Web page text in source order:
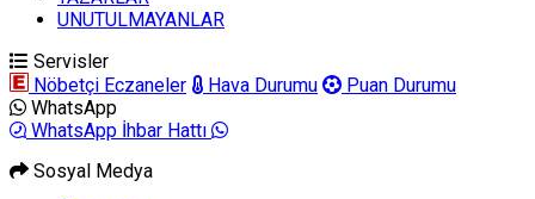
UNUTULMAYANLAR
Servisler
Nöbetçi Eczaneler
Hava Durumu
Puan Durumu
WhatsApp
WhatsApp İhbar Hattı
Sosyal Medya